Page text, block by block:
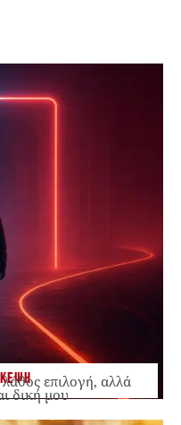
επιλογή, αλλά
δική μου